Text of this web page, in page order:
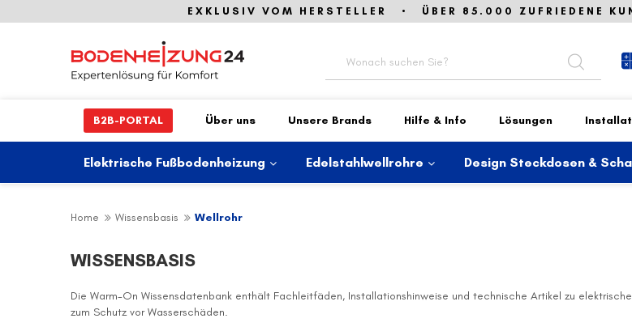
EXKLUSIV VOM HERSTELLER • ÜBER 85.000 ZUFRIEDENE
B2B-PORTAL Über uns Unsere Brands Hilfe & Info Lösungen
Elektrische Fußbodenheizung Edelstahlwellrohre Design Steckdosen &
Home Wissensbasis Wellrohr
WISSENSBASIS
Die Warm-On Wissensdatenbank enthält Fachleitfäden, Installationshinweise und technische Artikel zu
zum Schutz vor Wasserschäden.